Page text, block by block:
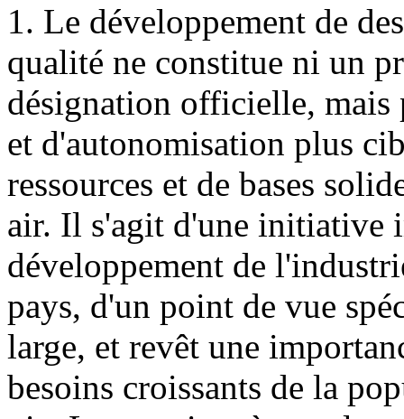
1. Le développement de
qualité ne constitue ni un
désignation officielle, mais
et d'autonomisation plus
ressources et de bases
air. Il s'agit d'une initiative
développement de
pays, d'un point de vue
large, et revêt une
besoins croissants de la